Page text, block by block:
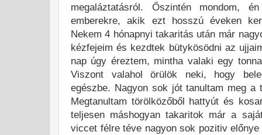
megaláztatásról. Őszintén mondom,
emberekre, akik ezt hosszú éveken
Nekem 4 hónapnyi takaritás után már
kézfejeim és kezdtek bütykösödni az
nap úgy éreztem, mintha valaki egy
Viszont valahol örülök neki, hogy
egészbe. Nagyon sok jót tanultam meg a
Megtanultam törölközőből hattyút és
teljesen máshogyan takaritok már a
viccet félre téve nagyon sok pozitiv